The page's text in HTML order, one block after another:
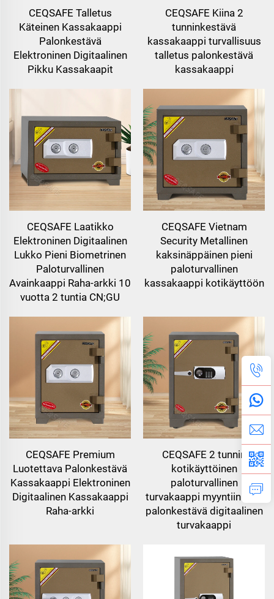
CEQSAFE Talletus
Käteinen Kassakaappi
Palonkestävä
Elektroninen Digitaalinen
Pikku Kassakaapit
CEQSAFE Kiina 2
tunninkestävä
kassakaappi turvallisuus
talletus palonkestävä
kassakaappi
CEQSAFE Laatikko
Elektroninen Digitaalinen
Lukko Pieni Biometrinen
Paloturvallinen
Avainkaappi Raha-arkki 10
vuotta 2 tuntia CN;GU
CEQSAFE Vietnam
Security Metallinen
kaksinäppäinen pieni
paloturvallinen
kassakaappi kotikäyttöön
CEQSAFE Premium
Luotettava Palonkestävä
Kassakaappi Elektroninen
Digitaalinen Kassakaappi
Raha-arkki
CEQSAFE 2 tunnin
kotikäyttöinen
paloturvallinen
turvakaappi myyntiin uusi
palonkestävä digitaalinen
turvakaappi